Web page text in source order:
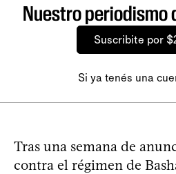
Nuestro periodismo
Suscribite por
Si ya tenés una
Tras una semana de
contra el régimen de